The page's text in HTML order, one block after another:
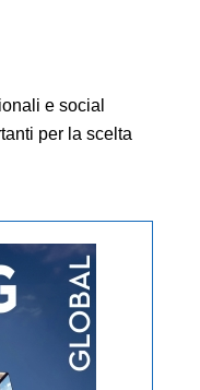
e social
per la scelta